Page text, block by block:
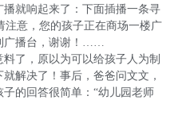
就响起来了：下面插播一条寻
注意，您的孩子正在商场一楼广
广播台，谢谢！……
了，原以为可以给孩子人为制
解决了！事后，爸爸问文文，
的回答很简单：“幼儿园老师